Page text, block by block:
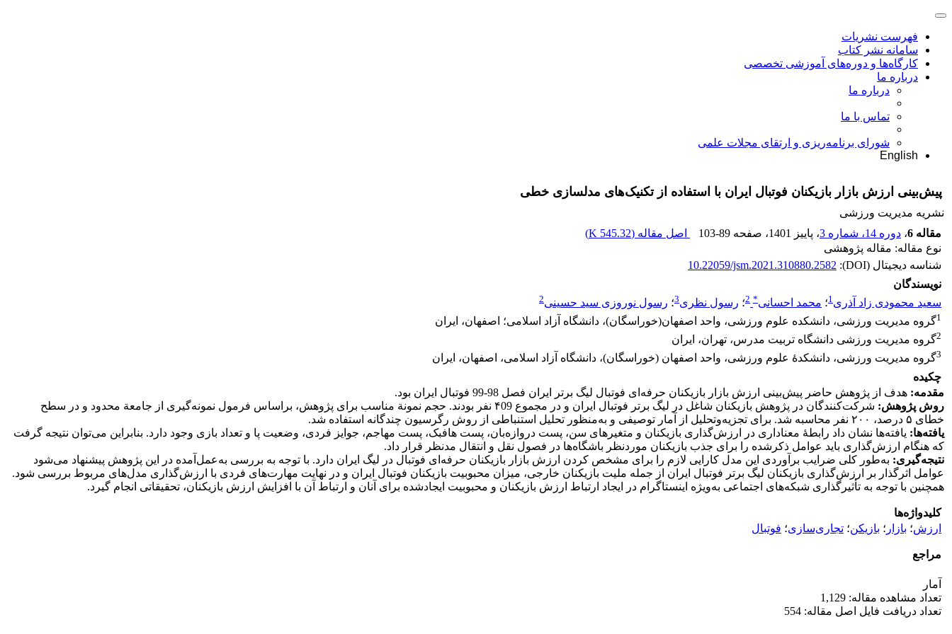
فهرست نشریات
سامانه نشر کتاب
کارگاه‌ها و دوره‌های آموزشی تخصصی
درباره ما
درباره ما
تماس با ما
شورای برنامه‌ریزی و ارتقای مجلات علمی
English
پیش‌بینی ارزش بازار بازیکنان فوتبال ایران با استفاده از تکنیک‌های مدلسازی خطی
نشریه مدیریت ورزشی
مقاله 6
، دوره 14، شماره 3 ، پاییز 1401 ، صفحه 103-89 اصل مقاله (545.32 K
)
نوع مقاله: مقاله پژوهشی
شناسه دیجیتال (DOI):
10.22059/jsm.2021.310880.2582
نویسندگان
سعید محمودی زاد آذری1؛ محمد احسانی*
2؛ رسول نظری3؛ رسول نوروزی سید حسینی2
1گروه مدیریت ورزشی، دانشکده علوم ورزشی، واحد اصفهان(خوراسگان)، دانشگاه آزاد اسلامی؛ اصفهان، ایران
2گروه مدیریت ورزشی دانشگاه تربیت مدرس، تهران، ایران
3گروه مدیریت ورزشی، دانشکدۀ علوم ورزشی، واحد اصفهان (خوراسگان)، دانشگاه آزاد اسلامی، اصفهان، ایران
چکیده
مقدمه: هدف از پژوهش حاضر پیش‌بینی ارزش بازار بازیکنان حرفه‌ای فوتبال لیگ برتر ایران فصل 98-99 فوتبال ایران بود.
روش پژوهش:
شرکت‌کنندگان در پژوهش بازیکنان شاغل در لیگ برتر فوتبال ایران و در مجموع ۴09 نفر بودند. حجم نمونة مناسب برای پژوهش، براساس فرمول نمونه‌گیری از جامعة محدود و در سطح
خطای ۵ درصد، ۲۰۰ نفر محاسبه شد. برای تجزیه‌وتحلیل از آمار توصیفی و به‌منظور تحلیل استنباطی از روش رگرسیون چندگانه استفاده شد.
یافته‌ها: یافته‌ها نشان داد رابطۀ معنا‌داری در ارزش‌گذاری بازیکنان و متغیرهای سن، پست دروازه‌بان، پست هافبک، پست مهاجم، جوایز فردی، وضعیت پا و تعداد بازی وجود دارد. بنابراین می‌توان نتیجه گرفت
که هنگام ارزش‌گذاری باید عوامل ذکرشده را برای جذب بازیکنان موردنظر باشگاه‌ها در فصول نقل و انتقال مدنظر قرار داد.
نتیجه‌گیری: به‌طور کلی ضرایب برآوردی این مدل کارایی لازم را برای مشخص کردن ارزش بازار بازیکنان حرفه‌ای فوتبال در لیگ ایران دارد. با توجه به بررسی به‌عمل‌آمده در این پژوهش پیشنهاد می‌شود
عوامل اثرگذار بر ارزش‌گذاری بازیکنان لیگ برتر فوتبال ایران از جمله ملیت بازیکنان خارجی، میزان محبوبیت بازیکنان فوتبال ایران و در نهایت مهارت‌های فردی با ارزش‌گذاری مدل‌های مربوط بررسی شود.
همچنین با توجه به تأثیرگذاری شبکه‌های اجتماعی به‌ویژه اینستاگرام در ایجاد ارتباط ارزش بازیکنان و محبوبیت ایجادشده برای آنان و ارتباط آن با افزایش ارزش بازیکنان، تحقیقاتی انجام گیرد.
کلیدواژه‌ها
ارزش؛ بازار ؛ بازیکن؛ تجاری‌سازی؛ فوتبال
مراجع
آمار
تعداد مشاهده مقاله: 1,129
تعداد دریافت فایل اصل مقاله: 554